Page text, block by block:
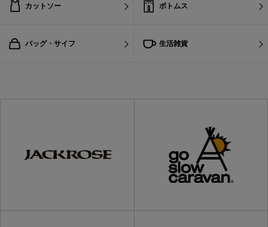
カットソー ボトムス
バッグ・サイフ 生活雑貨